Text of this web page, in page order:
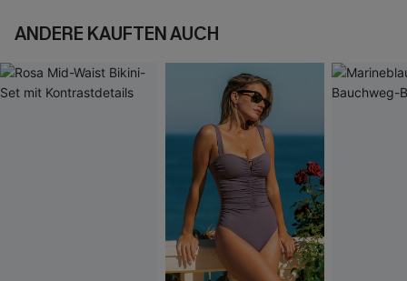
ANDERE KAUFTEN AUCH